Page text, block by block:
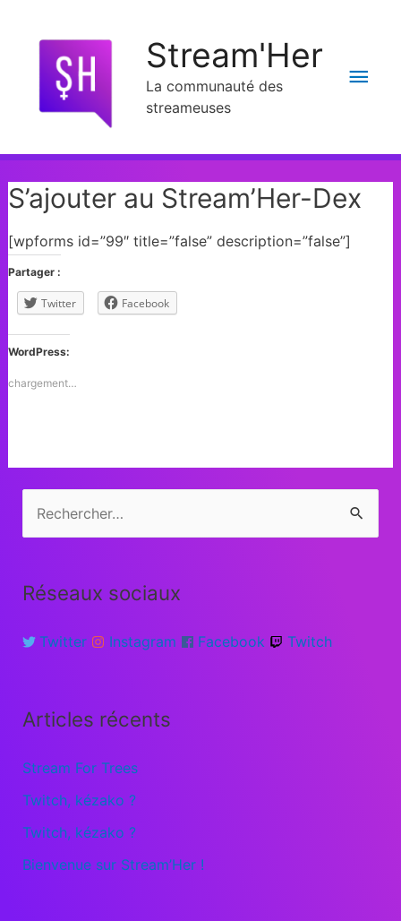
Stream'Her
La communauté des
streameuses
S’ajouter au Stream’Her-Dex
[wpforms id=”99″ title=”false” description=”false”]
Partager :
Twitter Facebook
WordPress:
chargement…
Réseaux sociaux
Twitter Instagram Facebook Twitch
Articles récents
Stream For Trees
Twitch, kézako ?
Twitch, kézako ?
Bienvenue sur Stream’Her !